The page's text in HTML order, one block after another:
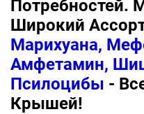
Потребностей.
Широкий
Марихуана,
Амфетамин,
Псилоцибы -
Крышей!